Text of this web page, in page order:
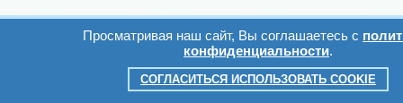
Просматривая наш сайт, Вы соглашаетесь с
конфиденциальности.
СОГЛАСИТЬСЯ ИСПОЛЬЗОВАТЬ COOKIE